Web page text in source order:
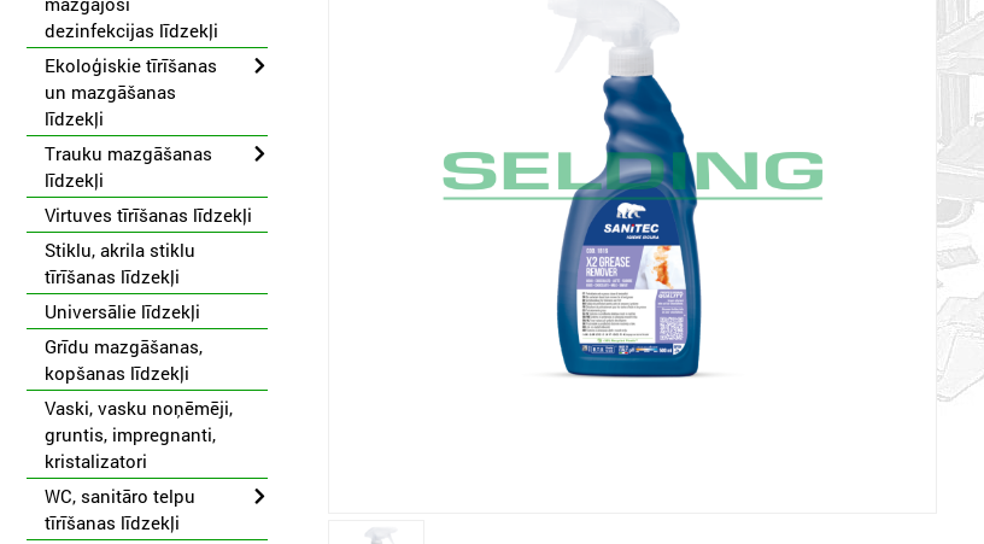
dezinfekcijas līdzekļi
Ekoloģiskie tīrīšanas
un mazgāšanas
līdzekļi
Trauku mazgāšanas
līdzekļi
Virtuves tīrīšanas līdzekļi
Stiklu, akrila stiklu
tīrīšanas līdzekļi
Universālie līdzekļi
Grīdu mazgāšanas,
kopšanas līdzekļi
Vaski, vasku noņēmēji,
gruntis, impregnanti,
kristalizatori
WC, sanitāro telpu
tīrīšanas līdzekļi